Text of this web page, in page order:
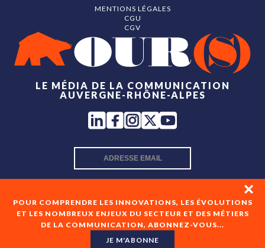
POUR COMPRENDRE LES INNOVATIONS, LES ÉVOLUTIONS
ET LES NOMBREUX ENJEUX DU SECTEUR ET DES MÉTIERS
DE LA COMMUNICATION, ABONNEZ-VOUS...
JE M'ABONNE
LE MÉDIA DE LA COMMUNICATION
AUVERGNE-RHÔNE-ALPES
En cochant cette case, je consens à recevoir les newsletters
MENTIONS LÉGALES
CGU
CGV